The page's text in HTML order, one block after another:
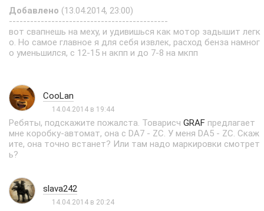
Добавлено (13.04.2014, 23:00)
---------------------------------------------
вот свапнешь на меху, и удивишься как мотор задышит легк
о. Но самое главное я для себя извлек, расход бенза намног
о уменьшился, с 12-15 н акпп и до 7-8 на мкпп
CooLan
14.04.2014 в 19:44
Ребяты, подскажите пожалста. Товарисч GRAF предлагает
мне коробку-автомат, она с DA7 - ZC. У меня DA5 - ZC. Скаж
ите, она точно встанет? Или там надо маркировки смотрет
ь?
slava242
14.04.2014 в 20:24